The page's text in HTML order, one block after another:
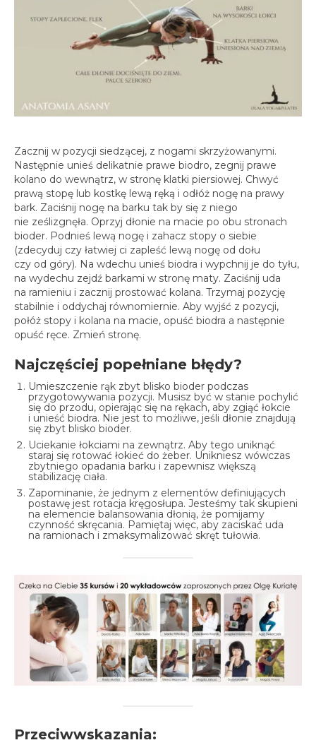
Zacznij w pozycji siedzącej, z nogami skrzyżowanymi.
Następnie unieś delikatnie prawe biodro, zegnij prawe
kolano do wewnątrz, w stronę klatki piersiowej. Chwyć
prawą stopę lub kostkę lewą ręką i odłóż nogę na prawy
bark. Zaciśnij nogę na barku tak by się z niego
nie ześlizgnęła. Oprzyj dłonie na macie po obu stronach
bioder. Podnieś lewą nogę i zahacz stopy o siebie
(zdecyduj czy łatwiej ci zapleść lewą nogę od dołu
czy od góry). Na wdechu unieś biodra i wypchnij je do tyłu,
na wydechu zejdź barkami w stronę maty. Zaciśnij uda
na ramieniu i zacznij prostować kolana. Trzymaj pozycję
stabilnie i oddychaj równomiernie. Aby wyjść z pozycji,
połóż stopy i kolana na macie, opuść biodra a następnie
opuść ręce. Zmień stronę.
Najczęściej popełniane błędy?
Umieszczenie rąk zbyt blisko bioder podczas
przygotowywania pozycji. Musisz być w stanie pochylić
się do przodu, opierając się na rękach, aby zgiąć łokcie
i unieść biodra. Nie jest to możliwe, jeśli dłonie znajdują
się zbyt blisko bioder.
Uciekanie łokciami na zewnątrz. Aby tego uniknąć
staraj się rotować łokieć do żeber. Unikniesz wówczas
zbytniego opadania barku i zapewnisz większą
stabilizację ciała.
Zapominanie, że jednym z elementów definiujących
postawę jest rotacja kręgosłupa. Jesteśmy tak skupieni
na elemencie balansowania dłonią, że pomijamy
czynność skręcania. Pamiętaj więc, aby zaciskać uda
na ramionach i zmaksymalizować skręt tułowia.
Przeciwwskazania: